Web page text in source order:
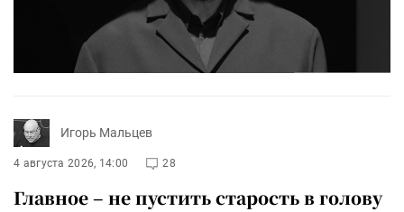
Игорь Мальцев
4 августа 2026, 14:00 28
Главное – не пустить старость в голову